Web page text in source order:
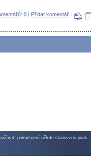
: 0 | Přidat komentář |
pokud není někde stanoveno jinak.